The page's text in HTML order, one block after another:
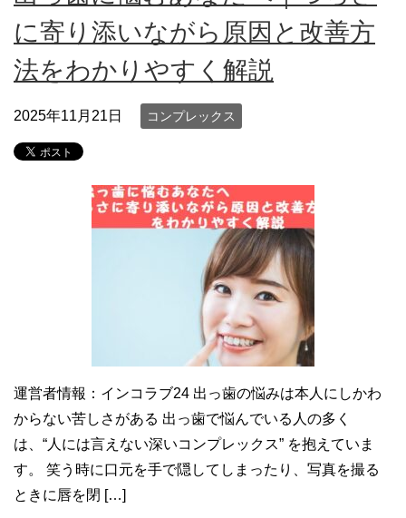
に寄り添いながら原因と改善方
法をわかりやすく解説
2025年11月21日 コンプレックス
運営者情報：インコラブ24 出っ歯の悩みは本人にしかわ
からない苦しさがある 出っ歯で悩んでいる人の多く
は、“人には言えない深いコンプレックス” を抱えていま
す。 笑う時に口元を手で隠してしまったり、写真を撮る
ときに唇を閉 […]